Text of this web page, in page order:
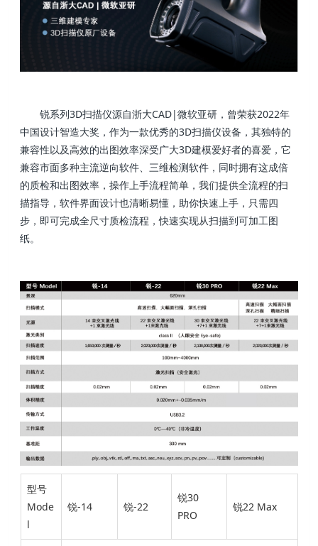
锐系列3D扫描仪源自浙大CAD|微软亚研，曾荣获2022年
中国设计智造大奖，作为一款优秀的3D扫描仪设备，其独特的
兼容性以及高效的出图效率深受广大3D建模爱好者的喜爱，它
兼容市面多种主流逆向软件、三维检测软件，同时拥有这成倍
的质检和出图效率，操作上手流程简单，我们提供全流程的扫
描指导，软件界面设计也清晰易懂，助你快速上手，只需四
步，即可完成全尺寸质检流程，快速实现从扫描到可加工图
纸。
型号
Mode
l
锐-14 锐-22
锐30
PRO
锐22 Max